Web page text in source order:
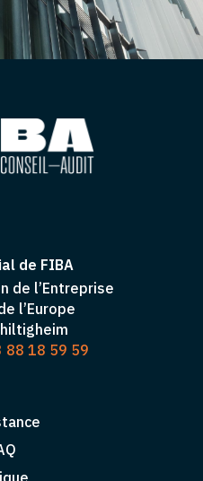
de FIBA
de l’Entreprise
l’Europe
88 18 59 59